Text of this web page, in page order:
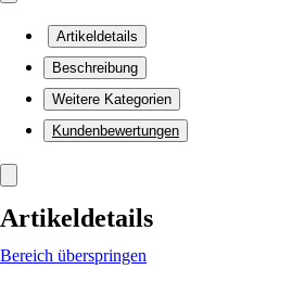
Artikeldetails
Beschreibung
Weitere Kategorien
Kundenbewertungen
Artikeldetails
Bereich überspringen